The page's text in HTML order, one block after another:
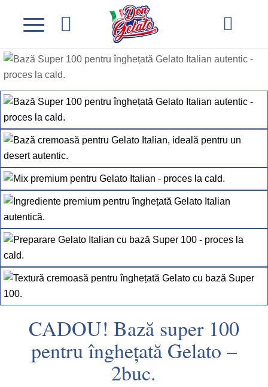
CADOU! Bază super 100
pentru înghețată Gelato –
2buc.